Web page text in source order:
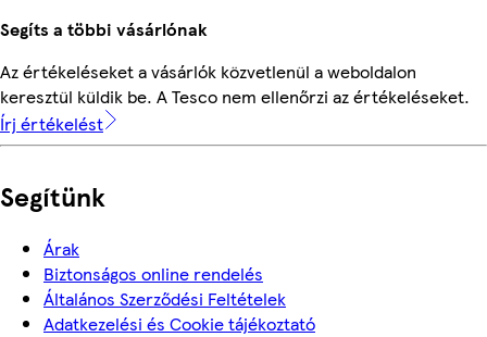
Segíts a többi vásárlónak
Az értékeléseket a vásárlók közvetlenül a weboldalon
keresztül küldik be. A Tesco nem ellenőrzi az értékeléseket.
Írj értékelést
Segítünk
Árak
Biztonságos online rendelés
Általános Szerződési Feltételek
Adatkezelési és Cookie tájékoztató